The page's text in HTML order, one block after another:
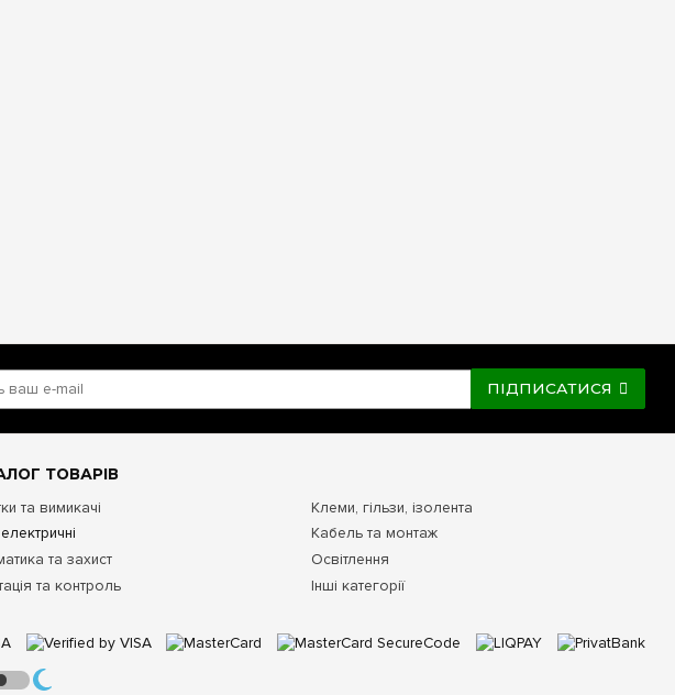
ПІДПИСАТИСЯ
ТОВАРІВ
та вимикачі
та захист
та контроль
Клеми, гільзи, ізолента
Кабель та монтаж
Освітлення
Інші категорії